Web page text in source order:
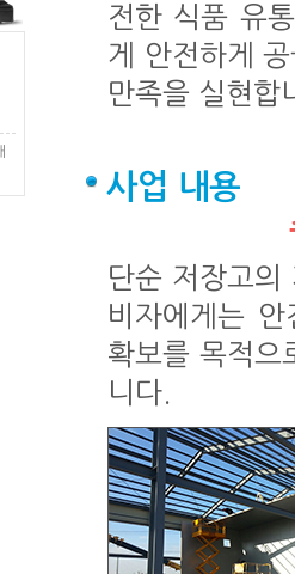
전한 식품 유
게 안전하게
만족을 실현합
사업 내용
단순 저장고의
비자에게는
확보를 목적으
니다.